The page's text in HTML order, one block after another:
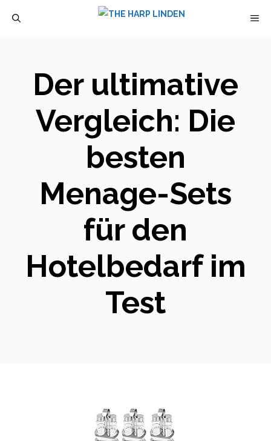
Der ultimative
Vergleich: Die
besten
Menage-Sets
für den
Hotelbedarf im
Test